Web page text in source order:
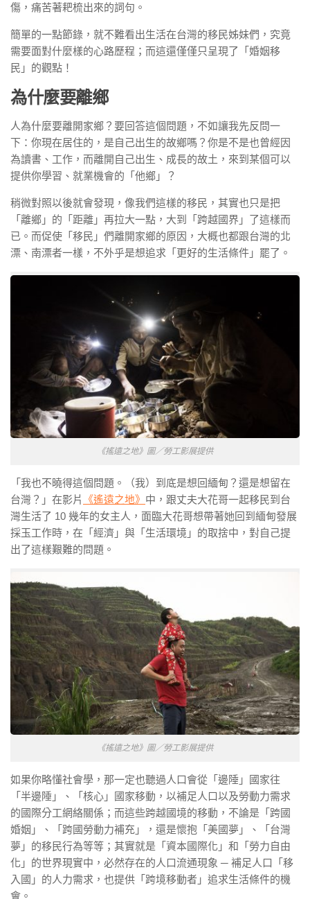
傷，痛苦著耙梳出來的詞句。
簡單的一點節錄，就不難看出生活在台灣的移民姊妹們，究竟
需要面對什麼樣的心路歷程；而這還僅僅只呈現了「婚姻移
民」的觀點！
為什麼要離鄉
人為什麼要離開家鄉？要回答這個問題，不如讓我先反問一
下：你現在居住的，是自己出生的故鄉嗎？你是不是也曾經因
為讀書、工作，而離開自己出生、成長的故土，來到某個可以
提供你學習、就業機會的「他鄉」？
稍微對照以後就會發現，像我們這樣的移民，其實也只是把
「離鄉」的「距離」再拉大一點，大到「跨越國界」了這樣而
已。而促使「移民」們離開家鄉的原因，大概也都跟台灣的北
漂、南漂者一樣，不外乎是想追求「更好的生活條件」罷了。
《搖遠之地》圖／勞工影展提供
「我也不曉得這個問題。（我）到底是想回緬甸？還是想留在
台灣？」在影片
《遙遠之地》 中，跟丈夫大花哥一起移民到台
灣生活了 10 幾年的女主人，面臨大花哥想帶著她回到緬甸發展
採玉工作時，在「經濟」與「生活環境」的取捨中，對自己提
出了這樣艱難的問題。
《搖遠之地》圖／勞工影展提供
如果你略懂社會學，那一定也聽過人口會從「邊陲」國家往
「半邊陲」、「核心」國家移動，以補足人口以及勞動力需求
的國際分工網絡關係；而這些跨越國境的移動，不論是「跨國
婚姻」、「跨國勞動力補充」，還是懷抱「美國夢」、「台灣
夢」的移民行為等等；其實就是「資本國際化」和「勞力自由
化」的世界現實中，必然存在的人口流通現象 ─ 補足人口「移
入國」的人力需求，也提供「跨境移動者」追求生活條件的機
會。